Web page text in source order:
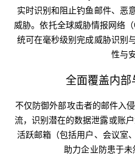
实时识别和阻止钓鱼邮件、恶
威胁。依托全球威胁情报网络
统可在毫秒级别完成威胁识别
性与
全面覆盖内
不仅防御外部攻击者的邮件入
流，识别潜在的数据泄露或账
活跃邮箱（包括用户、会议室
助力企业防患于未